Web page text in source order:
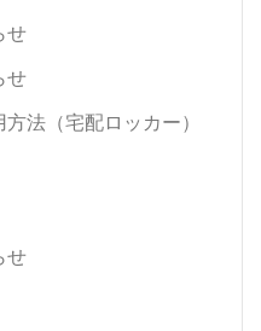
せ
せ
法（宅配ロッカー）
せ